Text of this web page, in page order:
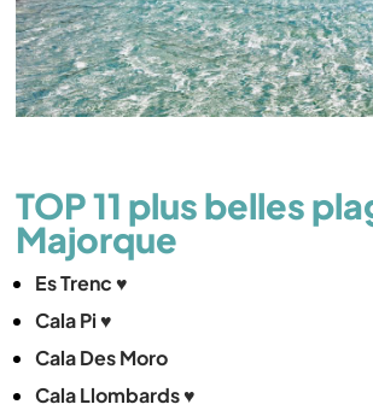
TOP 11 plus belles
Majorque
Es Trenc ♥
Cala Pi ♥
Cala Des Moro
Cala Llombards ♥